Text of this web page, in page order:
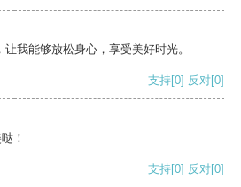
我能够放松身心，享受美好时光。
支持[0] 反对[0]
！
支持[0] 反对[0]